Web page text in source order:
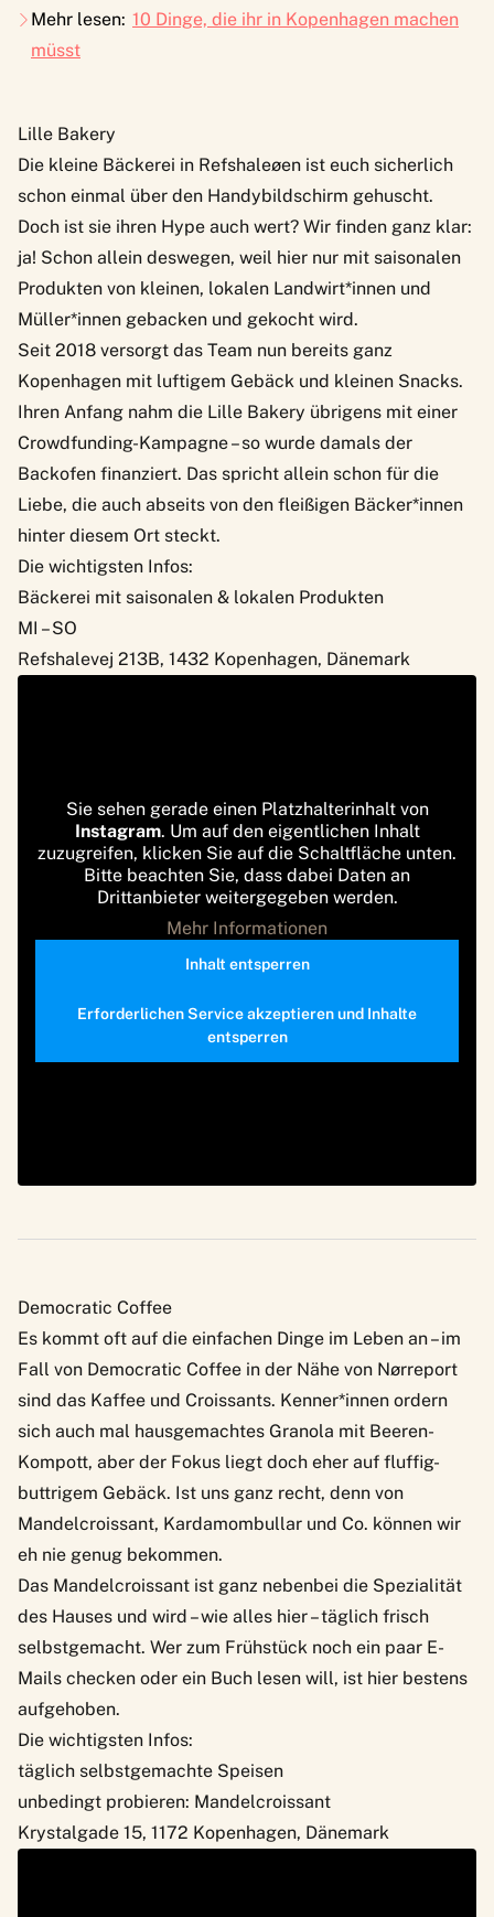
Mehr lesen: 10 Dinge, die ihr in Kopenhagen machen
müsst
Lille Bakery
Die kleine Bäckerei in Refshaleøen ist euch sicherlich
schon einmal über den Handybildschirm gehuscht.
Doch ist sie ihren Hype auch wert? Wir finden ganz klar:
ja! Schon allein deswegen, weil hier nur mit saisonalen
Produkten von kleinen, lokalen Landwirt*innen und
Müller*innen gebacken und gekocht wird.
Seit 2018 versorgt das Team nun bereits ganz
Kopenhagen mit luftigem Gebäck und kleinen Snacks.
Ihren Anfang nahm die Lille Bakery übrigens mit einer
Crowdfunding-Kampagne – so wurde damals der
Backofen finanziert. Das spricht allein schon für die
Liebe, die auch abseits von den fleißigen Bäcker*innen
hinter diesem Ort steckt.
Die wichtigsten Infos:
Bäckerei mit saisonalen & lokalen Produkten
MI – SO
Refshalevej 213B, 1432 Kopenhagen, Dänemark
Sie sehen gerade einen Platzhalterinhalt von
Instagram. Um auf den eigentlichen Inhalt
zuzugreifen, klicken Sie auf die Schaltfläche unten.
Bitte beachten Sie, dass dabei Daten an
Drittanbieter weitergegeben werden.
Mehr Informationen
Inhalt entsperren
Erforderlichen Service akzeptieren und Inhalte
entsperren
Democratic Coffee
Es kommt oft auf die einfachen Dinge im Leben an – im
Fall von Democratic Coffee in der Nähe von Nørreport
sind das Kaffee und Croissants. Kenner*innen ordern
sich auch mal hausgemachtes Granola mit Beeren-
Kompott, aber der Fokus liegt doch eher auf fluffig-
buttrigem Gebäck. Ist uns ganz recht, denn von
Mandelcroissant, Kardamombullar und Co. können wir
eh nie genug bekommen.
Das Mandelcroissant ist ganz nebenbei die Spezialität
des Hauses und wird – wie alles hier – täglich frisch
selbstgemacht. Wer zum Frühstück noch ein paar E-
Mails checken oder ein Buch lesen will, ist hier bestens
aufgehoben.
Die wichtigsten Infos:
täglich selbstgemachte Speisen
unbedingt probieren: Mandelcroissant
Krystalgade 15, 1172 Kopenhagen, Dänemark